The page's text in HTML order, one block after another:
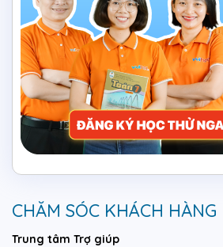
CHĂM SÓC KHÁCH HÀNG
Trung tâm Trợ giúp